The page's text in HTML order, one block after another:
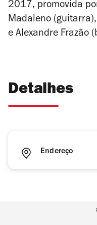
2017, promovida
Madaleno
e Alexandre Frazão
Detalhes
Endereço